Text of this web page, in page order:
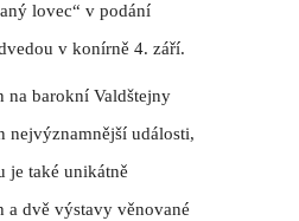
lovec“ v podání
v konírně 4. září.
na barokní Valdštejny
nejvýznamnější události,
je také unikátně
a dvě výstavy věnované